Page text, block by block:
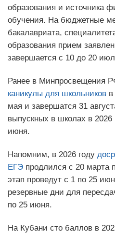
образования и источника
обучения. На бюджетные
бакалавриата,
образования прием
завершается с 10 до 20
Ранее в Минпросвещения
каникулы для школьников в
мая и завершатся 31
выпускных в школах в 2026
июня.
Напомним, в 2026 году
ЕГЭ продлился с 20 марта
этап проведут с 1 по 25
резервные дни для
по 25 июня.
На Кубани сто баллов в